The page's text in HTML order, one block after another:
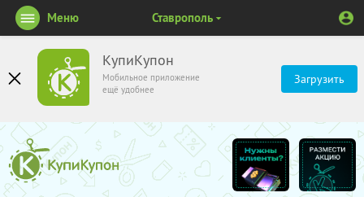
КупиКупон
Мобильное приложение
ещё удобнее
Загрузить
Меню Ставрополь